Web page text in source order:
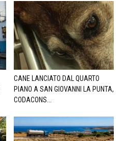
CANE LANCIATO DAL QUARTO
PIANO A SAN GIOVANNI LA PUNTA,
CODACONS...